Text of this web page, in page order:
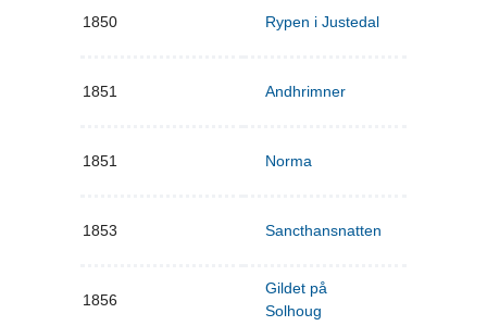
1850 Rypen i Justedal
1851 Andhrimner
1851 Norma
1853 Sancthansnatten
1856
Gildet på
Solhoug